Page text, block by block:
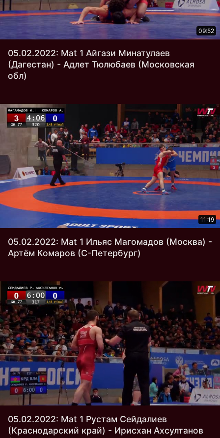
09:52
05.02.2022: Mat 1 Айгази Минатулаев
(Дагестан) - Адлет Тюлюбаев (Московская
обл)
11:19
05.02.2022: Mat 1 Ильяс Магомадов (Москва) -
Артём Комаров (С-Петербург)
05.02.2022: Mat 1 Рустам Сейдалиев
(Краснодарский край) - Ирисхан Ахсултанов